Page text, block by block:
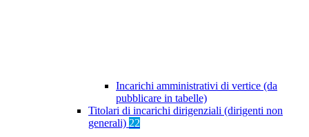
Incarichi amministrativi di vertice (da
pubblicare in tabelle)
Titolari di incarichi dirigenziali (dirigenti non
generali) 22